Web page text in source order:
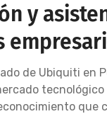
y
de Ubiquiti en
que